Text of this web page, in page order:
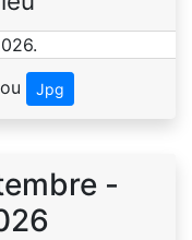
ou Jpg
-